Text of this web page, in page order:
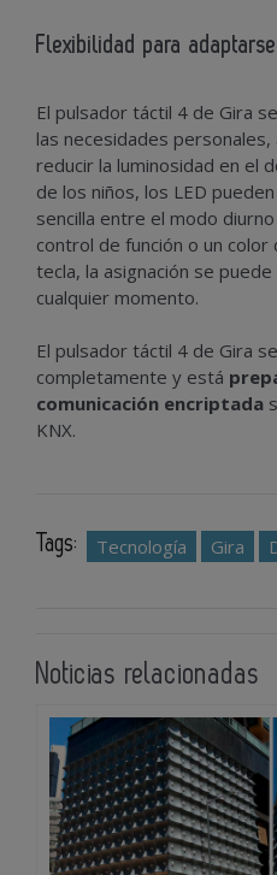
Flexibilidad para
El pulsador táctil 4 de Gira
las necesidades
reducir la luminosidad en el
de los niños, los LED
sencilla entre el modo
control de función o un
tecla, la asignación se
cualquier momento.
El pulsador táctil 4 de Gira
completamente y está
comunicación encriptada
KNX.
Tags: Tecnología Gira
Noticias relacionadas